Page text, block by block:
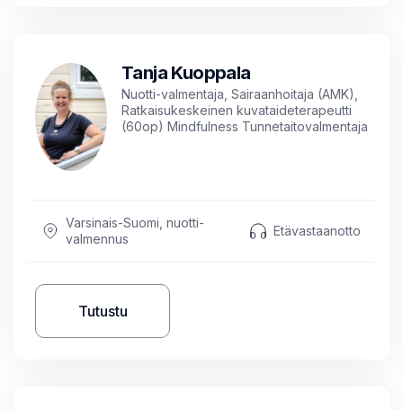
Tanja Kuoppala
Nuotti-valmentaja, Sairaanhoitaja (AMK),
Ratkaisukeskeinen kuvataideterapeutti
(60op) Mindfulness Tunnetaitovalmentaja
Varsinais-Suomi, nuotti-
valmennus
Etävastaanotto
Tutustu